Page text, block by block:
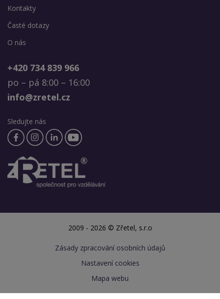
Kontakty
Časté dotazy
O nás
+420 734 839 966
po – pá 8:00 – 16:00
info@zretel.cz
Sledujte nás
2009 - 2026 © Zřetel, s.r.o
Zásady zpracování osobních údajů
Nastavení cookies
Mapa webu